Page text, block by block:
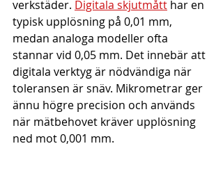
verkstäder. Digitala skjutmått har en
typisk upplösning på 0,01 mm,
medan analoga modeller ofta
stannar vid 0,05 mm. Det innebär att
digitala verktyg är nödvändiga när
toleransen är snäv. Mikrometrar ger
ännu högre precision och används
när mätbehovet kräver upplösning
ned mot 0,001 mm.